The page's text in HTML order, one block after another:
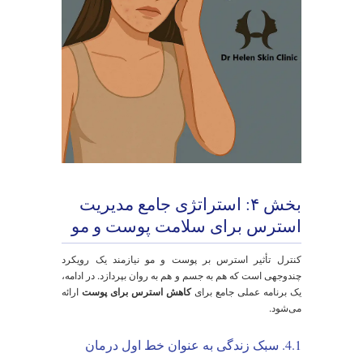
2. مغز سیگنال خطر را صادر کرده و باعث ترشح کورتیزول
می‌شود. 3. این مواد شیمیایی باعث تشدید یک بیماری پوستی
مانند اگزما می‌شوند. 4. ظاهر ناخوشایند پوست و خارش، خود
به یک منبع جدید استرس تبدیل می‌شود. 5. این استرس جدید،
اولیه را تقویت کرده و چرخه با شدتی بیشتر ادامه
بخش ۳: وقتی استرس موهای شما
مو ناشی از استرس
بسیاری از افراد است. خبر خوب این است که شایع‌ترین
آن، کاملاً قابل برگشت است.
موی ناگهانی پس از طوفان